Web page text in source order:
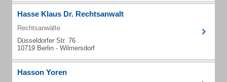
Hasse Klaus Dr. Rechtsanwalt
Rechtsanwälte
Düsseldorfer Str. 76
10719 Berlin - Wilmersdorf
Hasson Yoren